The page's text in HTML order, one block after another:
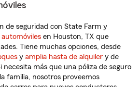
de seguridad con State Farm y
automóviles en Houston, TX que
Tiene muchas opciones, desde
y amplia hasta de alquiler y de
necesita más que una póliza de seguro
familia, nosotros proveemos